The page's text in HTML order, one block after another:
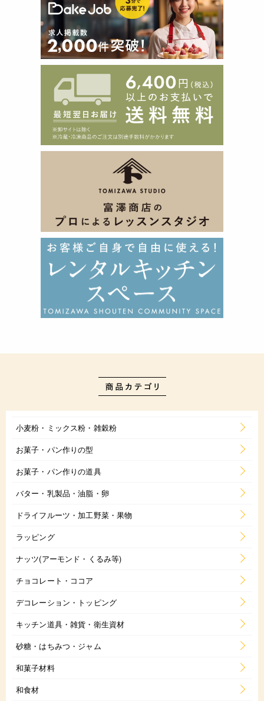
小麦粉・ミックス粉・雑穀粉
お菓子・パン作りの型
お菓子・パン作りの道具
バター・乳製品・油脂・卵
ドライフルーツ・加工野菜・果物
ラッピング
ナッツ(アーモンド・くるみ等)
チョコレート・ココア
デコレーション・トッピング
キッチン道具・雑貨・衛生資材
砂糖・はちみつ・ジャム
和菓子材料
和食材